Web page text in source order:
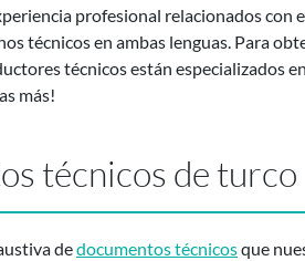
profesional relacionados
técnicos en ambas lenguas. Para
técnicos están especializados
más!
técnicos de turco
dedocumentos técnicosque